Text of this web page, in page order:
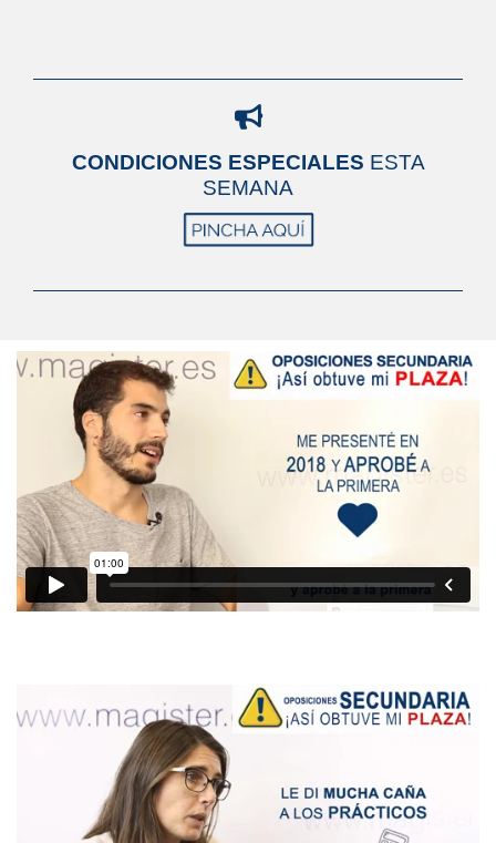
CONDICIONES ESPECIALES ESTA
SEMANA